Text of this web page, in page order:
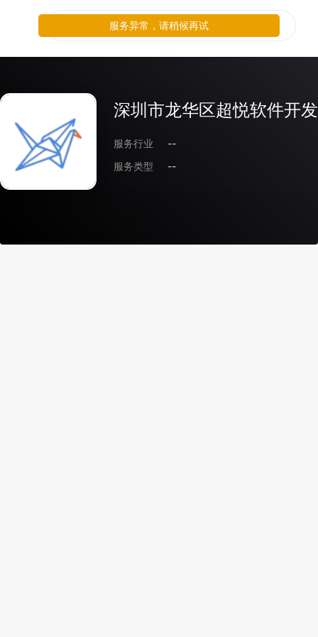
深圳市龙华区超悦软件开
服务行业
--
服务类型
--
服务异常，请稍候再试